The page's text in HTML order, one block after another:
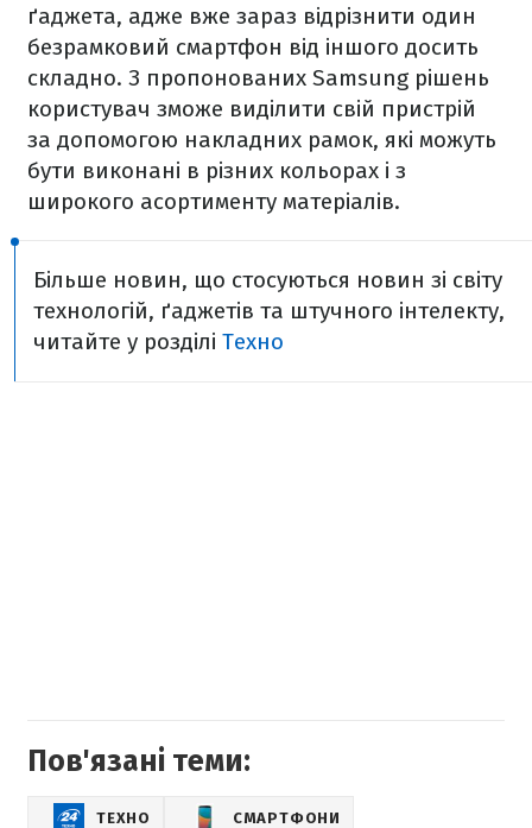
ґаджета, адже вже зараз відрізнити один
безрамковий смартфон від іншого досить
складно. З пропонованих Samsung рішень
користувач зможе виділити свій пристрій
за допомогою накладних рамок, які можуть
бути виконані в різних кольорах і з
широкого асортименту матеріалів.
Більше новин, що стосуються новин зі світу
технологій, ґаджетів та штучного інтелекту,
читайте у розділі Техно
Пов'язані теми:
ТЕХНО СМАРТФОНИ